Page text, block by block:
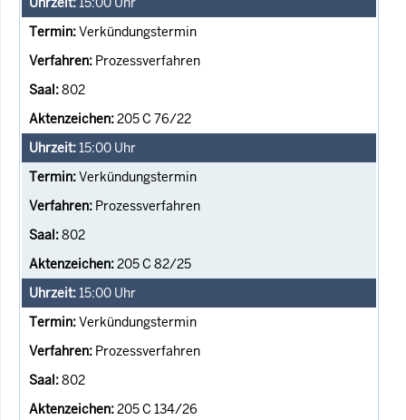
Verkündungstermin
Prozessverfahren
802
205 C 76/22
15:00 Uhr
Verkündungstermin
Prozessverfahren
802
205 C 82/25
15:00 Uhr
Verkündungstermin
Prozessverfahren
802
205 C 134/26